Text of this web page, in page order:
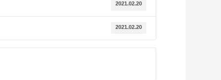
2021.02.20
2021.02.20